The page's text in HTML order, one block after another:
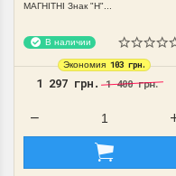
МАГНІТНІ Знак "Н"...
В наличии
Экономия 103 грн.
1 297 грн.1 400 грн.